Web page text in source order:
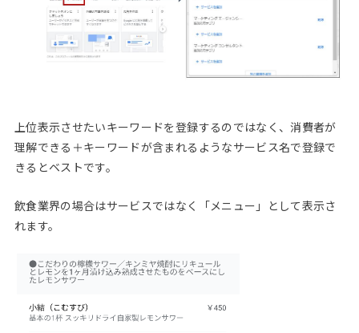
上位表示させたいキーワードを登録するのではなく、消費者が
理解できる＋キーワードが含まれるようなサービス名で登録で
きるとベストです。
飲食業界の場合はサービスではなく「メニュー」として表示さ
れます。